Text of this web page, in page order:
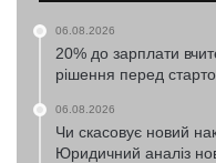
06.08.2026
20% до зарплати
рішення перед
06.08.2026
Чи скасовує новий
Юридичний аналіз